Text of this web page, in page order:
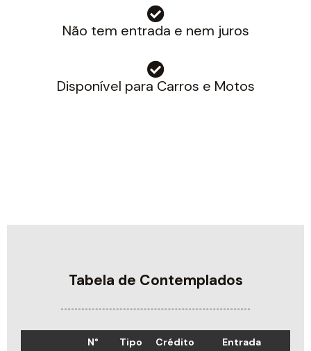
Não tem entrada e nem juros
Disponível para Carros e Motos
Tabela de Contemplados
N° Tipo Crédito Entrada